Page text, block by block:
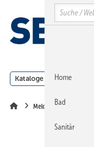
Hauptinhalt
Hauptmenü
SiteSearch
Kataloge Meldungen
Meldungen
Search
Home
Bad
Sanitär